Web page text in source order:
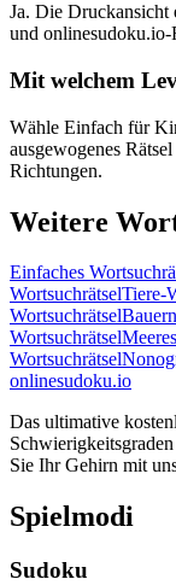
Ja. Die
und onlinesudoku.io-
Mit welchem
Wähle Einfach für
ausgewogenes
Richtungen.
Weitere
Einfaches
WortsuchrätselTiere-
Wortsuchrätsel
Wortsuchrätsel
Wortsuchrätsel
onlinesudoku.io
Das ultimative
Sie Ihr Gehirn mit
Spielmodi
Sudoku